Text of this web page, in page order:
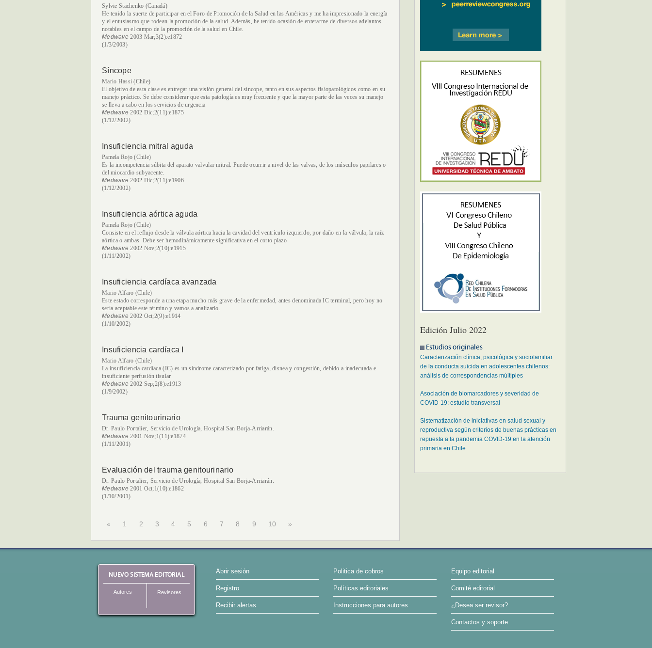
Sylvie Stachenko (Canadá)
He tenido la suerte de participar en el Foro de Promoción de la Salud en las Américas y me ha impresionado la energía
y el entusiasmo que rodean la promoción de la salud. Además, he tenido ocasión de enterarme de diversos adelantos
notables en el campo de la promoción de la salud en Chile.
Medwave2003 Mar;3(2):e1872
(1/3/2003)
Síncope
Mario Hassi (Chile)
El objetivo de esta clase es entregar una visión general del síncope, tanto en sus aspectos fisiopatológicos como en su
manejo práctico. Se debe considerar que esta patología es muy frecuente y que la mayor parte de las veces su manejo
se lleva a cabo en los servicios de urgencia
Medwave2002 Dic;2(11):e1875
(1/12/2002)
Insuficiencia mitral aguda
Pamela Rojo (Chile)
Es la incompetencia súbita del aparato valvular mitral. Puede ocurrir a nivel de las valvas, de los músculos papilares o
del miocardio subyacente.
Medwave2002 Dic;2(11):e1906
(1/12/2002)
Insuficiencia aórtica aguda
Pamela Rojo (Chile)
Consiste en el reflujo desde la válvula aórtica hacia la cavidad del ventrículo izquierdo, por daño en la válvula, la raíz
aórtica o ambas. Debe ser hemodinámicamente significativa en el corto plazo
Medwave2002 Nov;2(10):e1915
(1/11/2002)
Insuficiencia cardíaca avanzada
Mario Alfaro (Chile)
Este estado corresponde a una etapa mucho más grave de la enfermedad, antes denominada IC terminal, pero hoy no
sería aceptable este término y vamos a analizarlo.
Medwave2002 Oct;2(9):e1914
(1/10/2002)
Insuficiencia cardíaca I
Mario Alfaro (Chile)
La insuficiencia cardíaca (IC) es un síndrome caracterizado por fatiga, disnea y congestión, debido a inadecuada e
insuficiente perfusión tisular
Medwave2002 Sep;2(8):e1913
(1/9/2002)
Trauma genitourinario
Dr. Paulo Portalier, Servicio de Urología, Hospital San Borja-Arriarán.
Medwave2001 Nov;1(11):e1874
(1/11/2001)
Evaluación del trauma genitourinario
Dr. Paulo Portalier, Servicio de Urología, Hospital San Borja-Arriarán.
Medwave2001 Oct;1(10):e1862
(1/10/2001)
« 1 2 3 4 5 6 7 8 9 10 »
Edición Julio 2022
Estudios originales
Caracterización clínica, psicológica y sociofamiliar
de la conducta suicida en adolescentes chilenos:
análisis de correspondencias múltiples
Asociación de biomarcadores y severidad de
COVID-19: estudio transversal
Sistematización de iniciativas en salud sexual y
reproductiva según criterios de buenas prácticas en
repuesta a la pandemia COVID-19 en la atención
primaria en Chile
NUEVO SISTEMA EDITORIAL
Autores Revisores
Abrir sesión
Registro
Recibir alertas
Politica de cobros
Políticas editoriales
Instrucciones para autores
Equipo editorial
Comité editorial
¿Desea ser revisor?
Contactos y soporte